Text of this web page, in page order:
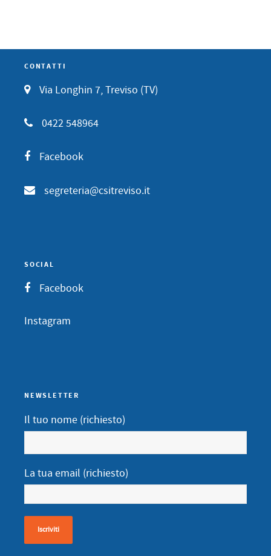
CONTATTI
Via Longhin 7, Treviso (TV)
0422 548964
Facebook
segreteria@csitreviso.it
SOCIAL
Facebook
Instagram
NEWSLETTER
Il tuo nome (richiesto)
La tua email (richiesto)